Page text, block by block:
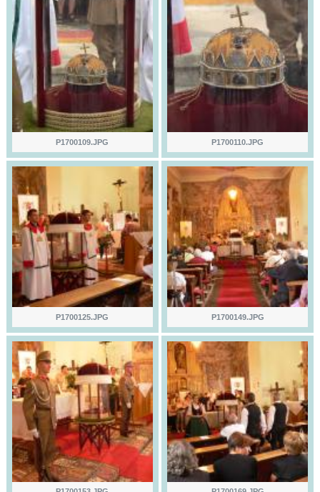
P1700109.JPG P1700110.JPG
P1700125.JPG P1700149.JPG